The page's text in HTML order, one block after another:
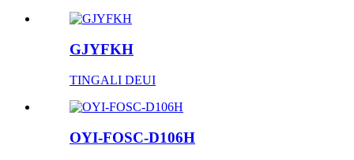
GJYFKH
TINGALI DEUI
OYI-FOSC-D106H